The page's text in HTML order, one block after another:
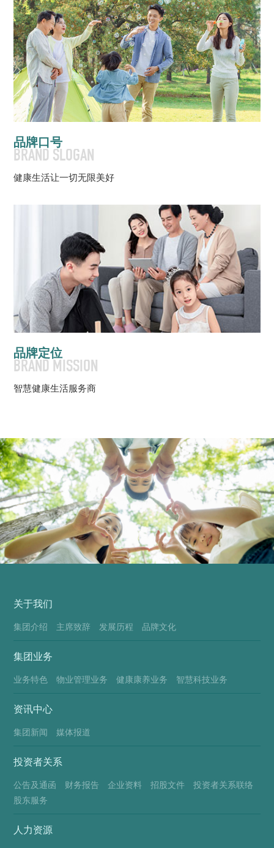
品牌口号
BRAND SLOGAN
健康生活让一切无限美好
品牌定位
BRAND MISSION
智慧健康生活服务商
关于我们
集团介绍 主席致辞 发展历程 品牌文化
集团业务
业务特色 物业管理业务 健康康养业务 智慧科技业务
资讯中心
集团新闻 媒体报道
投资者关系
公告及通函 财务报告 企业资料 招股文件
投资者关系联络
股东服务
人力资源